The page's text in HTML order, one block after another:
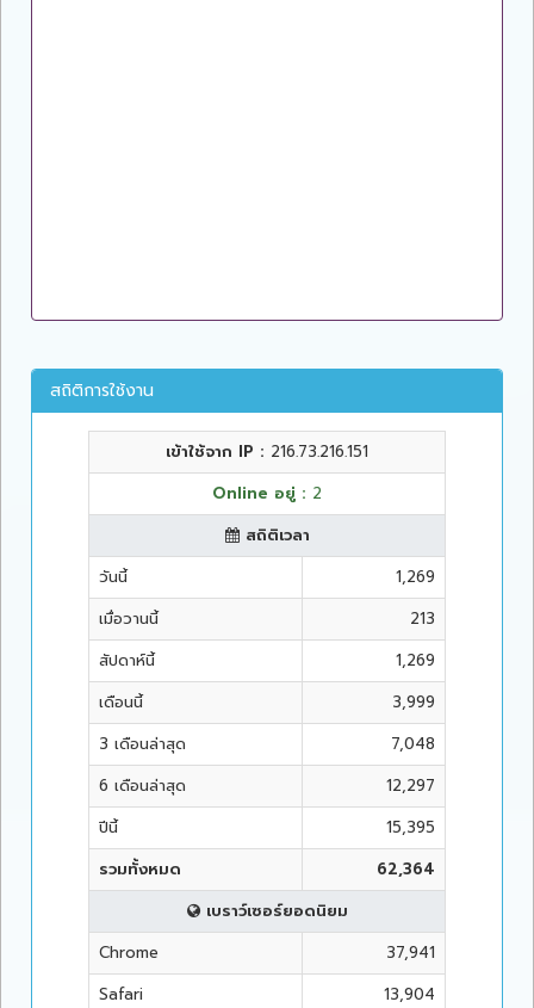
สถิติการใช้งาน
เข้าใช้จาก IP : 216.73.216.151
Online อยู่ : 2
สถิติเวลา
วันนี้
1,269
เมื่อวานนี้
213
สัปดาห์นี้
1,269
เดือนนี้
3,999
3 เดือนล่าสุด
7,048
6 เดือนล่าสุด
12,297
ปีนี้
15,395
รวมทั้งหมด
62,364
เบราว์เซอร์ยอดนิยม
Chrome
37,941
Safari
13,904